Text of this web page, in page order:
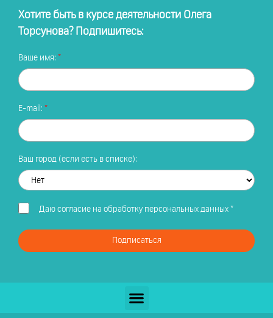
Хотите быть в курсе деятельности Олега
Торсунова? Подпишитесь:
Ваше имя:
E-mail:
Ваш город (если есть в списке):
Даю согласие на обработку персональных данных*
Подписаться